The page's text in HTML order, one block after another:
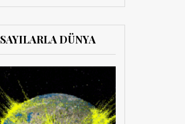
SAYILARLA DÜNYA